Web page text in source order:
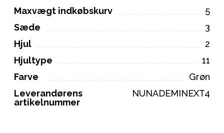
Maxvægt indkøbskurv
5
Sæde
3
Hjul
2
Hjultype
11
Farve
Grøn
Leverandørens
artikelnummer
NUNADEMINEXT4